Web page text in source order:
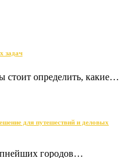
задач
определить, какие…
для путешествий и деловых
городов…